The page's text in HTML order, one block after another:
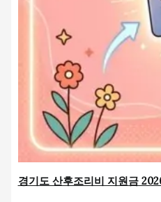
경기도 산후조리비 지원금